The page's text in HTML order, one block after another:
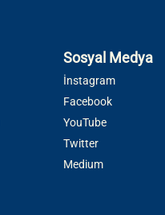
Sosyal Medya
İnstagram
Facebook
YouTube
Twitter
Medium